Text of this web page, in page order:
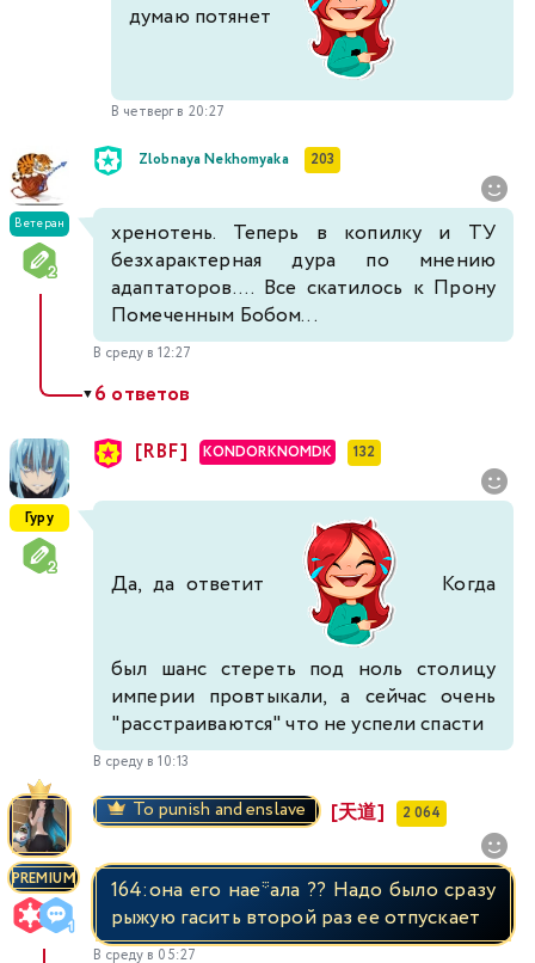
думаю потянет
В четверг в 20:27
Ветеран
Zlobnaya Nekhomyaka 203
хренотень. Теперь в копилку и ТУ
безхарактерная дура по мнению
адаптаторов.... Все скатилось к Прону
Помеченным Бобом...
В среду в 12:27
▼6 ответов
Гуру
[RBF] KONDORKNOMDK 132
Да, да ответит Когда
был шанс стереть под ноль столицу
империи провтыкали, а сейчас очень
"расстраиваются" что не успели спасти
В среду в 10:13
PREMIUM
To punish and enslave [天道] 2 064
164:она его нае*ала ?? Надо было сразу
рыжую гасить второй раз ее отпускает
В среду в 05:27